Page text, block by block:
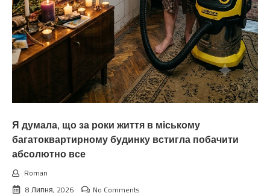
Я думала, що за роки життя в міському
багатоквартирному будинку встигла побачити
абсолютно все
Roman
8 Липня, 2026
No Comments